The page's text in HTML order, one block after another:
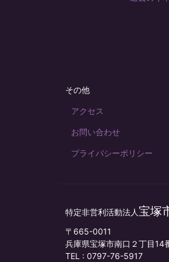
その他
アクセス
お問い合わせ
プライバシーポリシー
特定非営利活動法人 宝塚
〒665-0011
兵庫県宝塚市南口２丁目
TEL : 0797-76-5917